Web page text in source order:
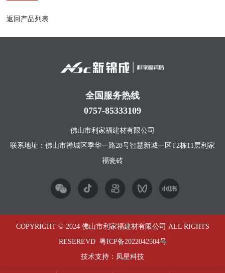
返回产品列表
全国服务热线
0757-85333109
佛山市利家福建材有限公司
联系地址：佛山市禅城区季华一路28号智慧新城一区T2栋11层利家
福瓷砖
COPYRIGHT © 2024 佛山市利家福建材有限公司 ALL RIGHTS
RESEREVD 粤ICP备2022042504号
技术支持： 凤星科技